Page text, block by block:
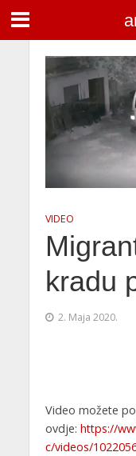
VIDEO
kradu
2. Maja 2020.
Video možete
ovdje: https://
c/videos/